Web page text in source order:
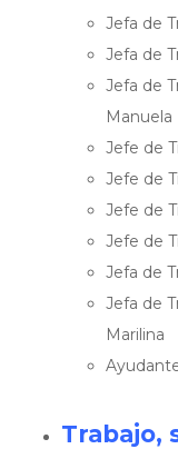
Jefa de
Jefa de
Jefa de
Manuela
Jefe de
Jefe de
Jefe de
Jefe de
Jefa de
Jefa de
Marilina
Trabajo,